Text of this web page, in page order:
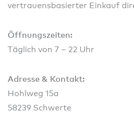
vertrauensbasierter Einkauf
Öffnungszeiten:
Täglich von 7 – 22 Uhr
Adresse & Kontakt:
Hohlweg 15a
58239 Schwerte